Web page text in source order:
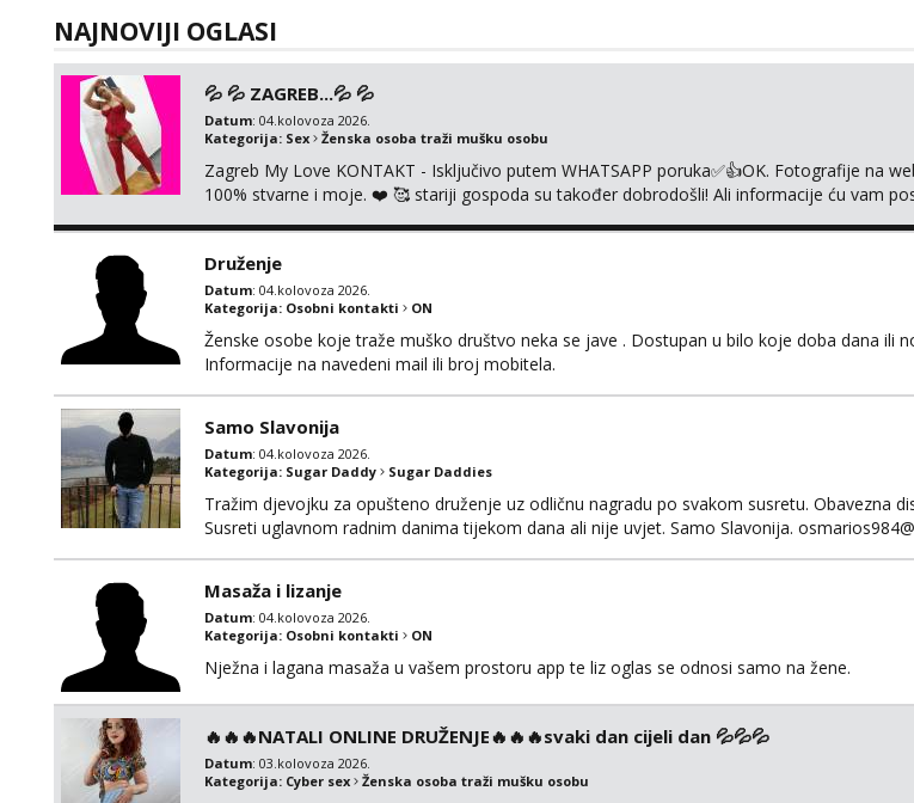
NAJNOVIJI OGLASI
💦 💦 ZAGREB...💦 💦
Datum: 04.kolovoza 2026.
Kategorija: Sex Ženska osoba traži mušku osobu
Zagreb My Love KONTAKT - Isključivo putem WHATSAPP poruka✅️👍OK. Fotografije na
100% stvarne i moje. ❤️ 🥰 stariji gospoda su također dobrodošli! Ali informacije ću vam
Druženje
Datum: 04.kolovoza 2026.
Kategorija: Osobni kontakti ON
Ženske osobe koje traže muško društvo neka se jave . Dostupan u bilo koje doba dana ili
Informacije na navedeni mail ili broj mobitela.
Samo Slavonija
Datum: 04.kolovoza 2026.
Kategorija: Sugar Daddy Sugar Daddies
Tražim djevojku za opušteno druženje uz odličnu nagradu po svakom susretu. Obavezna
Susreti uglavnom radnim danima tijekom dana ali nije uvjet. Samo Slavonija.
Masaža i lizanje
Datum: 04.kolovoza 2026.
Kategorija: Osobni kontakti ON
Nježna i lagana masaža u vašem prostoru app te liz oglas se odnosi samo na žene.
🔥🔥🔥NATALI ONLINE DRUŽENJE🔥🔥🔥svaki dan cijeli dan 💦💦💦
Datum: 03.kolovoza 2026.
Kategorija: Cyber sex Ženska osoba traži mušku osobu